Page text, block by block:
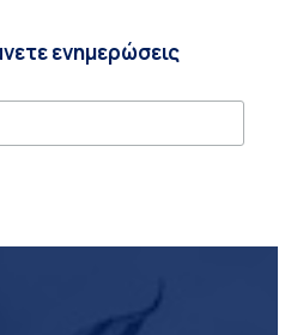
ενημερώσεις